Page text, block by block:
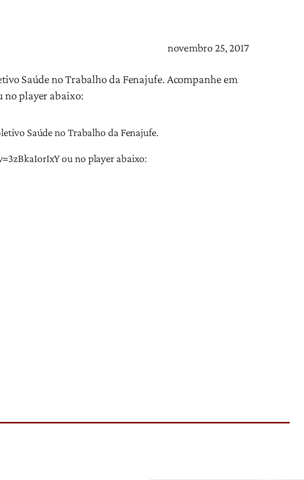
novembro 25, 2017
Saúde no Trabalho da Fenajufe. Acompanhe em
player abaixo:
Saúde no Trabalho da Fenajufe.
ou no player abaixo: